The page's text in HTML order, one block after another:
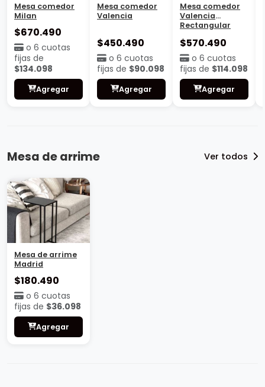
Mesa comedor
Milan
$670.490
o 6 cuotas
fijas de
$134.098
Agregar
Mesa comedor
Valencia
$450.490
o 6 cuotas
fijas de $90.098
Agregar
Mesa comedor
Valencia
Rectangular
$570.490
o 6 cuotas
fijas de $114.098
Agregar
Mesa de arrime Ver todos
Mesa de arrime
Madrid
$180.490
o 6 cuotas
fijas de $36.098
Agregar